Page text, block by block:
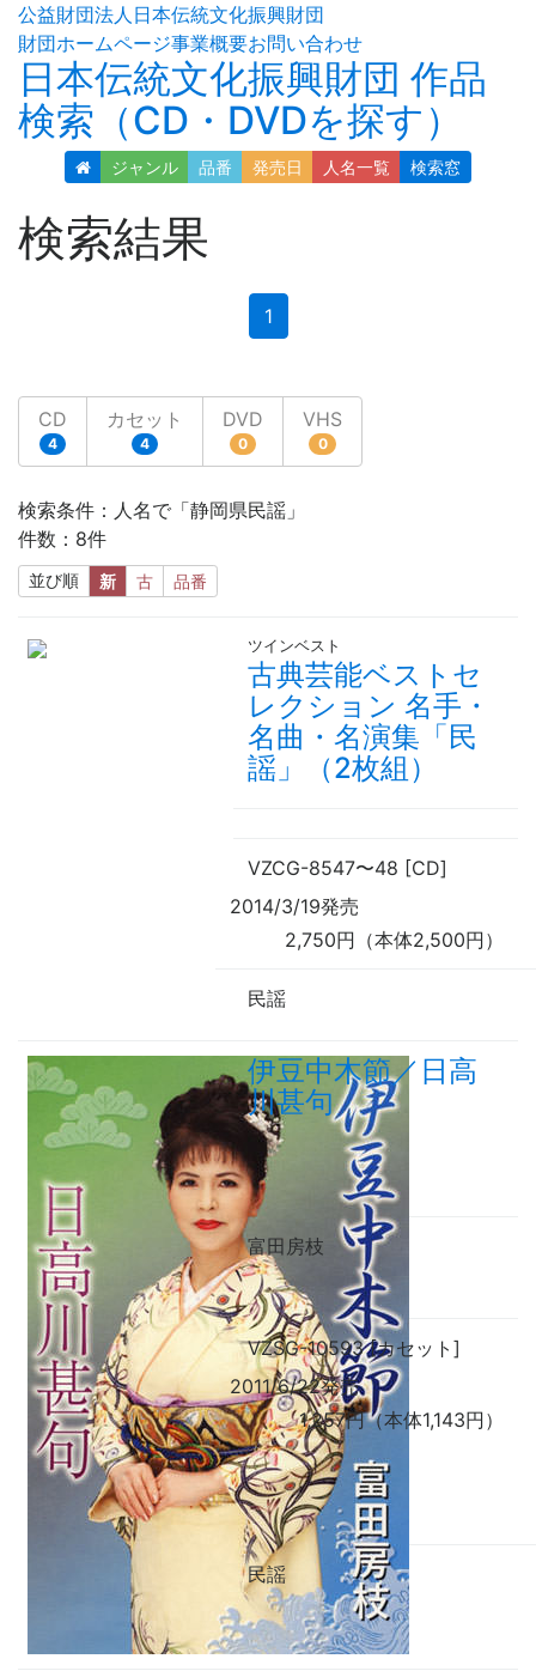
公益財団法人日本伝統文化振興財団
財団ホームページ事業概要お問い合わせ
日本伝統文化振興財団 作品
検索（CD・DVDを探す）
ジャンル 品番 発売日 人名一覧 検索窓
検索結果
1(current)
CD
4
カセット
4
DVD
0
VHS
0
検索条件：人名で「静岡県民謡」
件数：8件
並び順 新 古 品番
ツインベスト
古典芸能ベストセ
レクション 名手・
名曲・名演集「民
謡」（2枚組）
VZCG-8547〜48 [CD]
2014/3/19発売
2,750円（本体2,500円）
民謡
伊豆中木節／日高
川甚句
富田房枝
VZSG-10593 [カセット]
2011/6/22発売
1,257円（本体1,143円）
民謡